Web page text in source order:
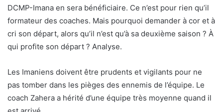
DCMP-Imana en sera bénéficiaire. Ce n’est pour rien qu’il
formateur des coaches. Mais pourquoi demander à cor et à
cri son départ, alors qu’il n’est qu’à sa deuxième saison ? À
qui profite son départ ? Analyse.
Les Imaniens doivent être prudents et vigilants pour ne
pas tomber dans les pièges des ennemis de l’équipe. Le
coach Zahera a hérité d’une équipe très moyenne quand il